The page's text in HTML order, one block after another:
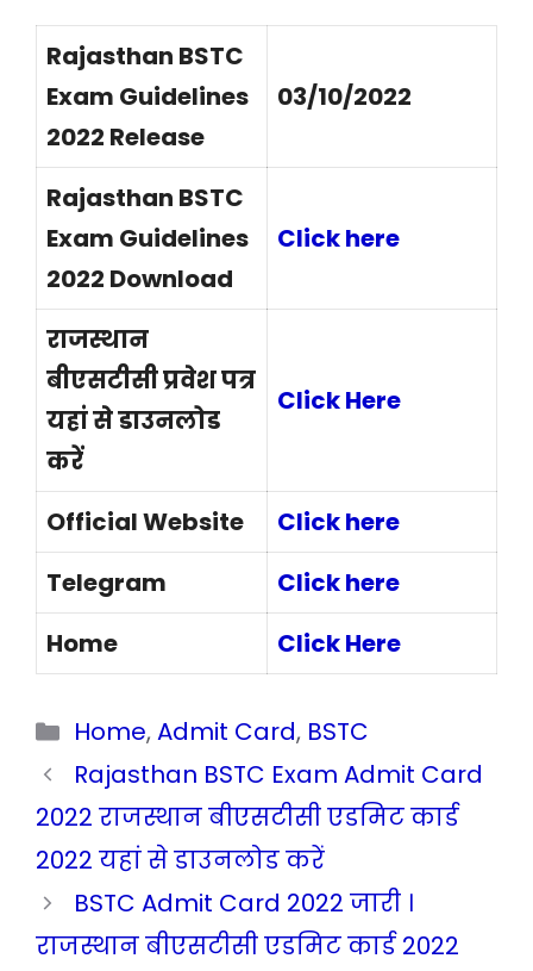
Rajasthan BSTC
Exam Guidelines
2022 Release
03/10/2022
Rajasthan BSTC
Exam Guidelines
2022 Download
Click here
राजस्थान
बीएसटीसी प्रवेश पत्र
यहां से डाउनलोड
करें
Click Here
Official Website
Click here
Telegram
Click here
Home
Click Here
Categories
Home,Admit Card, BSTC
Rajasthan BSTC Exam Admit Card
2022 राजस्थान बीएसटीसी एडमिट कार्ड
2022 यहां से डाउनलोड करें
BSTC Admit Card 2022 जारी ।
राजस्थान बीएसटीसी एडमिट कार्ड 2022